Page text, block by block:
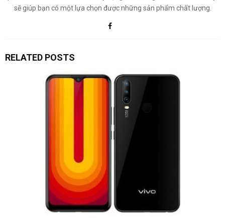
sẽ giúp bạn có một lựa chọn được những sản phẩm chất lượng.
RELATED POSTS